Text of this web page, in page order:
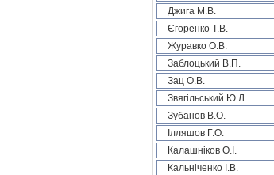
Джига М.В.
Єгоренко Т.В.
Журавко О.В.
Заблоцький В.П.
Зац О.В.
Звягільський Ю.Л.
Зубанов В.О.
Ілляшов Г.О.
Калашніков О.І.
Кальніченко І.В.